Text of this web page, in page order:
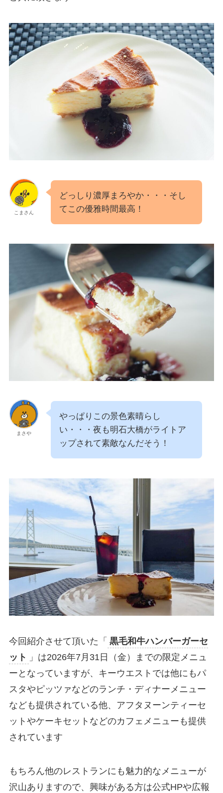
こまさん
どっしり濃厚まろやか・・・そし
てこの優雅時間最高！
まさや
やっぱりこの景色素晴らし
い・・・夜も明石大橋がライトア
ップされて素敵なんだそう！
今回紹介させて頂いた「 黒毛和牛ハンバーガーセ
ット
」は2026年7月31日（金）までの限定メニュ
ーとなっていますが、キーウエストでは他にもパ
スタやピッツァなどのランチ・ディナーメニュー
なども提供されている他、アフタヌーンティーセ
ットやケーキセットなどのカフェメニューも提供
されています
もちろん他のレストランにも魅力的なメニューが
沢山ありますので、興味がある方は公式HPや広報